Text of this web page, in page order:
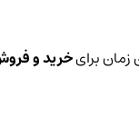
زمان برایخرید و